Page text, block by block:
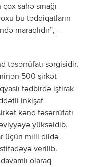
sahə sınağı
bu tədqiqatların
maraqlıdır”, —
təsərrüfatı sərgisidir.
500 şirkət
tədbirdə iştirak
inkişaf
kənd təsərrüfatı
yüksəldib.
üçün milli dildə
verilib.
olaraq